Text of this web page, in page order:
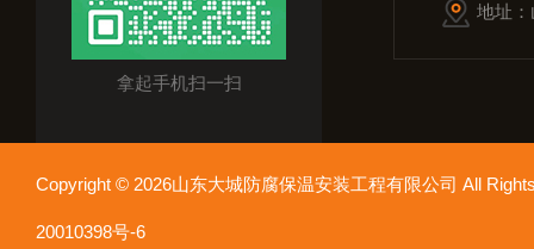
拿起手机扫一扫
地址
Copyright © 2026山东大城防腐保温安装工程有限公司 All
20010398号-6